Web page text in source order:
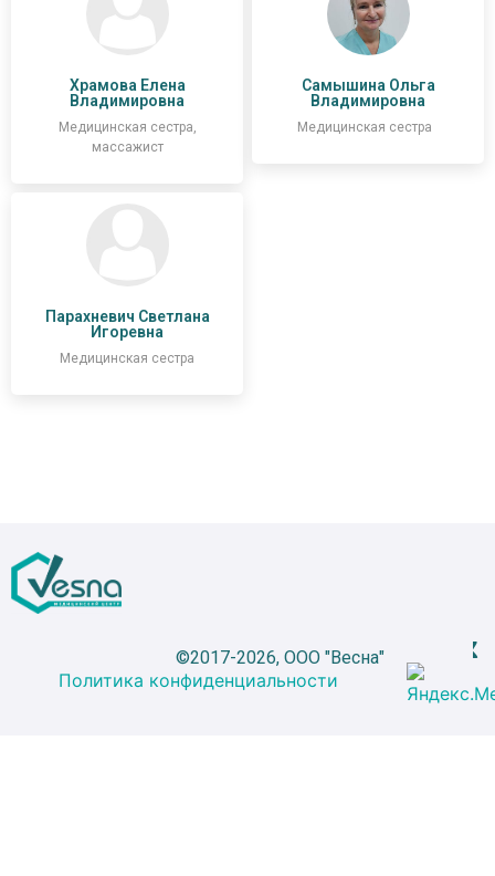
Храмова Елена
Владимировна
Медицинская сестра,
массажист
Самышина Ольга
Владимировна
Медицинская сестра
Парахневич Светлана
Игоревна
Медицинская сестра
©2017-2026, ООО "Весна"
Политика конфиденциальности